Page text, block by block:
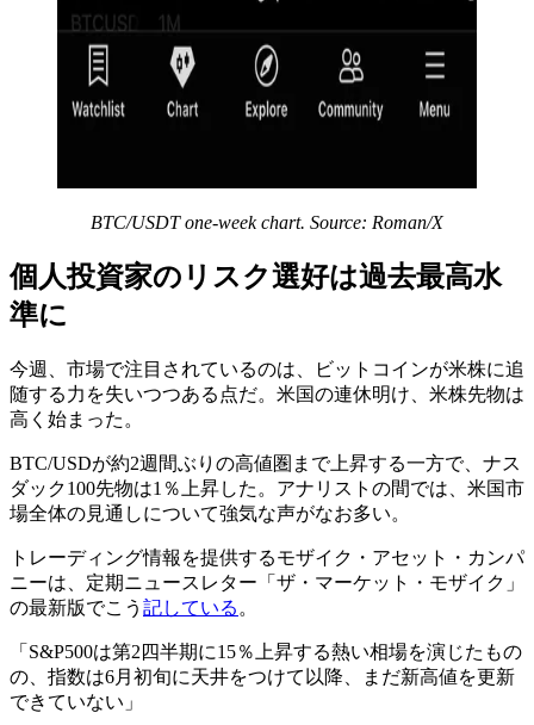
BTC/USDT one-week chart. Source: Roman/X
個人投資家のリスク選好は過去最高水
準に
今週、市場で注目されているのは、ビットコインが米株に追
随する力を失いつつある点だ。米国の連休明け、米株先物は
高く始まった。
BTC/USDが約2週間ぶりの高値圏まで上昇する一方で、ナス
ダック100先物は1％上昇した。アナリストの間では、米国市
場全体の見通しについて強気な声がなお多い。
トレーディング情報を提供するモザイク・アセット・カンパ
ニーは、定期ニュースレター「ザ・マーケット・モザイク」
の最新版でこう 記している 。
「S&P500は第2四半期に15％上昇する熱い相場を演じたもの
の、指数は6月初旬に天井をつけて以降、まだ新高値を更新
できていない」